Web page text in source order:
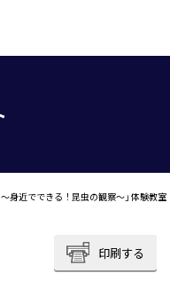
身近でできる！昆虫の観察〜｣ 体験教室
印刷する